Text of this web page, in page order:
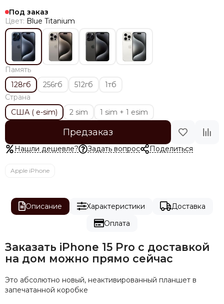
Под заказ
Цвет: Blue Titanium
Память
128гб
256гб 512гб
1тб
Страна
США ( e-sim)
2 sim 1 sim + 1 esim
Предзаказ
Нашли дешевле? Задать вопрос Поделиться
Apple iPhone
Описание Характеристики
Доставка
Оплата
Заказать iPhone 15 Pro с доставкой
на дом можно прямо сейчас
Это абсолютно новый, неактивированный планшет в
запечатанной коробке